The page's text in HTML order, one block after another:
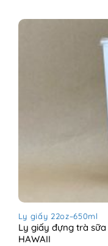
Ly giấy 22oz~650ml
Ly giấy đựng trà sữa
HAWAII